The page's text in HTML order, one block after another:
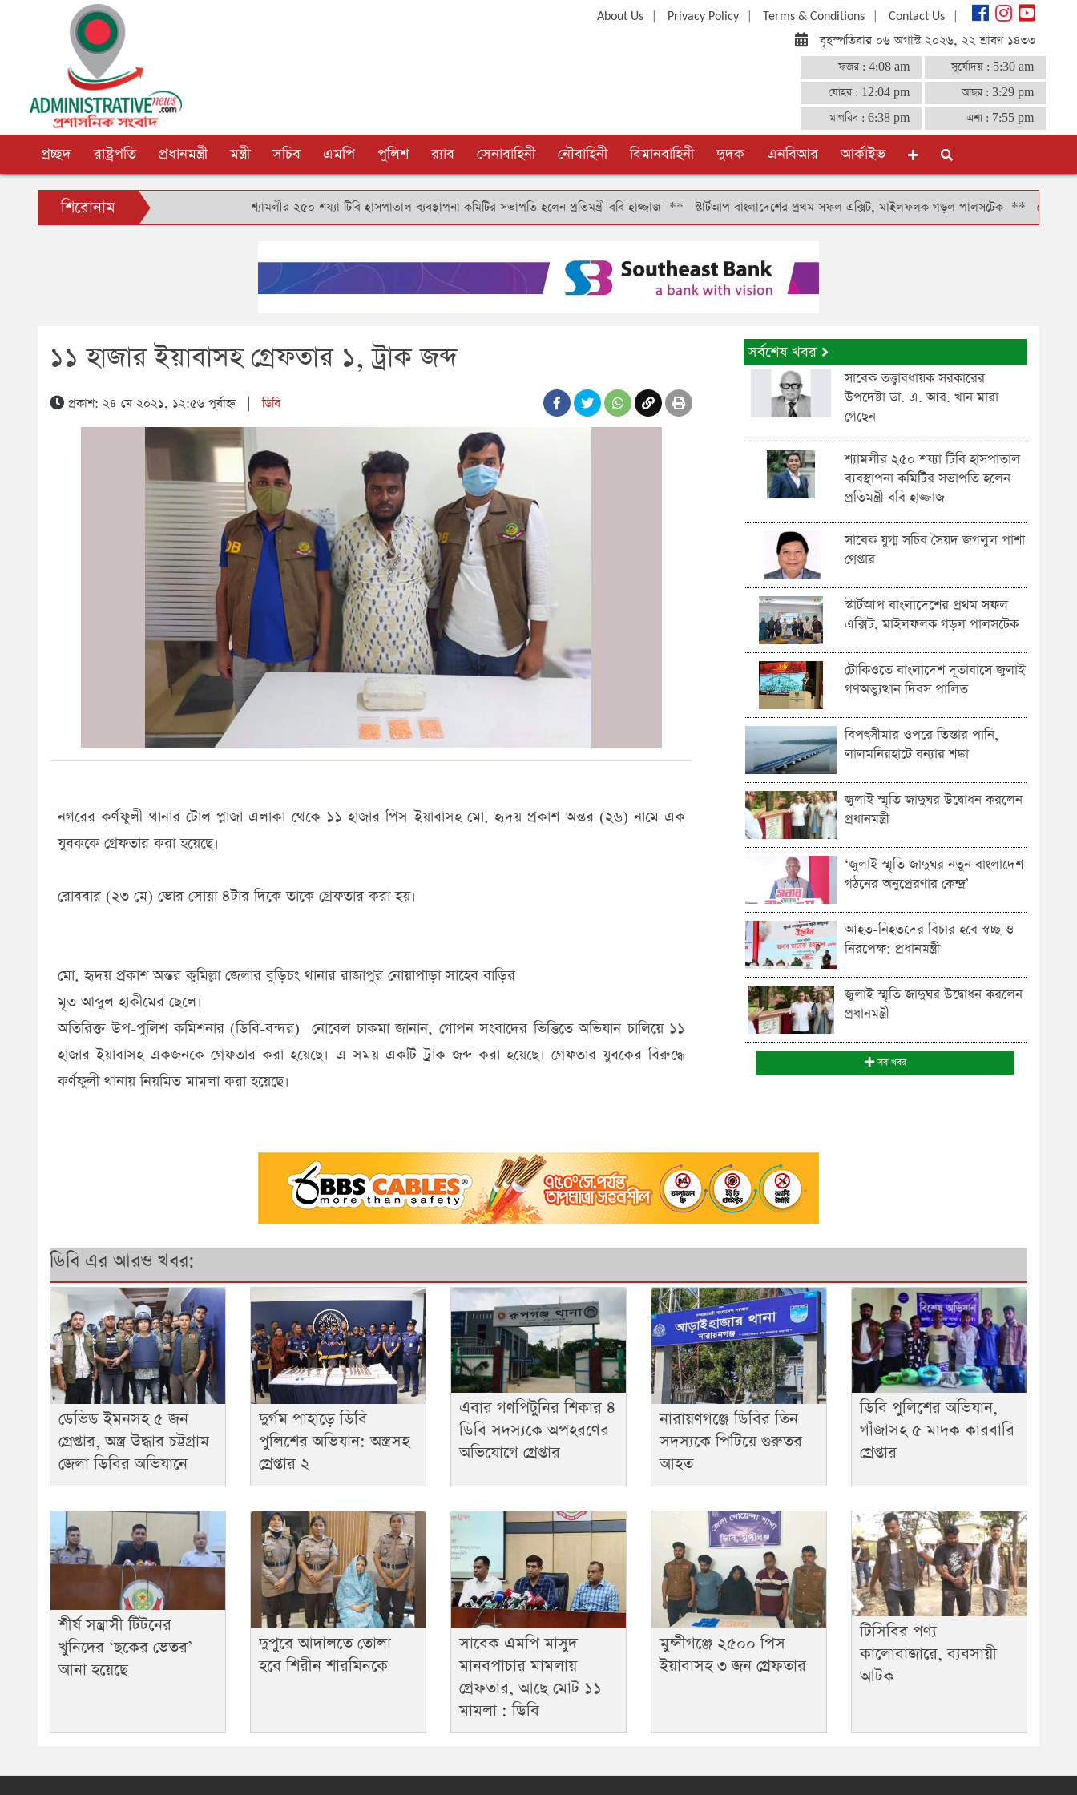
About Us| Privacy Policy| Terms & Conditions| Contact Us|
বৃহস্পতিবার ০৬ অগাস্ট ২০২৬, ২২ শ্রাবণ ১৪৩৩
ফজর : 4:08 am সূর্যোদয় : 5:30 am
যোহর : 12:04 pm আছর : 3:29 pm
মাগরিব : 6:38 pm এশা : 7:55 pm
প্রচ্ছদ রাষ্ট্রপতি প্রধানমন্ত্রী মন্ত্রী সচিব এমপি পুলিশ র‍্যাব সেনাবাহিনী নৌবাহিনী বিমানবাহিনী দুদক এনবিআর আর্কাইভ
শিরোনাম শ্যামলীর ২৫০ শয্যা টিবি হাসপাতাল ব্যবস্থাপনা কমিটির সভাপতি হলেন প্রতিমন্ত্রী ববি হাজ্জাজ**স্টার্টআপ বাংলাদেশের প্রথম সফল এক্সিট, মাইলফলক গড়ল পালসটেক **টোকিওতে
১১ হাজার ইয়াবাসহ গ্রেফতার ১, ট্রাক জব্দ
প্রকাশ: ২৪ মে ২০২১, ১২:৫৬ পূর্বাহ্ন|ডিবি
নগরের কর্ণফুলী থানার টোল প্লাজা এলাকা থেকে ১১ হাজার পিস ইয়াবাসহ মো. হৃদয় প্রকাশ অন্তর (২৬) নামে এক
যুবককে গ্রেফতার করা হয়েছে।
রোববার (২৩ মে) ভোর সোয়া ৪টার দিকে তাকে গ্রেফতার করা হয়।
মো. হৃদয় প্রকাশ অন্তর কুমিল্লা জেলার বুড়িচং থানার রাজাপুর নোয়াপাড়া সাহেব বাড়ির
মৃত আব্দুল হাকীমের ছেলে।
অতিরিক্ত উপ-পুলিশ কমিশনার (ডিবি-বন্দর) নোবেল চাকমা জানান, গোপন সংবাদের ভিত্তিতে অভিযান চালিয়ে ১১
হাজার ইয়াবাসহ একজনকে গ্রেফতার করা হয়েছে। এ সময় একটি ট্রাক জব্দ করা হয়েছে। গ্রেফতার যুবকের বিরুদ্ধে
কর্ণফুলী থানায় নিয়মিত মামলা করা হয়েছে।
সর্বশেষ খবর
সাবেক তত্ত্বাবধায়ক সরকারের
উপদেষ্টা ডা. এ. আর. খান মারা
গেছেন
শ্যামলীর ২৫০ শয্যা টিবি হাসপাতাল
ব্যবস্থাপনা কমিটির সভাপতি হলেন
প্রতিমন্ত্রী ববি হাজ্জাজ
সাবেক যুগ্ম সচিব সৈয়দ জগলুল পাশা
গ্রেপ্তার
স্টার্টআপ বাংলাদেশের প্রথম সফল
এক্সিট, মাইলফলক গড়ল পালসটেক
টোকিওতে বাংলাদেশ দূতাবাসে জুলাই
গণঅভ্যুত্থান দিবস পালিত
বিপৎসীমার ওপরে তিস্তার পানি,
লালমনিরহাটে বন্যার শঙ্কা
জুলাই স্মৃতি জাদুঘর উদ্বোধন করলেন
প্রধানমন্ত্রী
‘জুলাই স্মৃতি জাদুঘর নতুন বাংলাদেশ
গঠনের অনুপ্রেরণার কেন্দ্র’
আহত-নিহতদের বিচার হবে স্বচ্ছ ও
নিরপেক্ষ: প্রধানমন্ত্রী
জুলাই স্মৃতি জাদুঘর উদ্বোধন করলেন
প্রধানমন্ত্রী
সব খবর
ডিবি এর আরও খবর:
ডেভিড ইমনসহ ৫ জন
গ্রেপ্তার, অস্ত্র উদ্ধার চট্টগ্রাম
জেলা ডিবির অভিযানে
দুর্গম পাহাড়ে ডিবি
পুলিশের অভিযান: অস্ত্রসহ
গ্রেপ্তার ২
এবার গণপিটুনির শিকার ৪
ডিবি সদস্যকে অপহরণের
অভিযোগে গ্রেপ্তার
নারায়ণগঞ্জে ডিবির তিন
সদস্যকে পিটিয়ে গুরুতর
আহত
ডিবি পুলিশের অভিযান,
গাঁজাসহ ৫ মাদক কারবারি
গ্রেপ্তার
শীর্ষ সন্ত্রাসী টিটনের
খুনিদের ‘ছকের ভেতর’
আনা হয়েছে
দুপুরে আদালতে তোলা
হবে শিরীন শারমিনকে
সাবেক এমপি মাসুদ
মানবপাচার মামলায়
গ্রেফতার, আছে মোট ১১
মামলা : ডিবি
মুন্সীগঞ্জে ২৫০০ পিস
ইয়াবাসহ ৩ জন গ্রেফতার
টিসিবির পণ্য
কালোবাজারে, ব্যবসায়ী
আটক